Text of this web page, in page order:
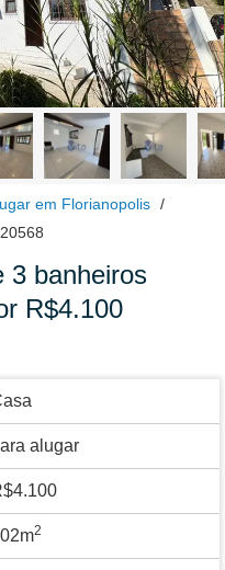
em Florianopolis
3 banheiros
R$4.100
alugar
2